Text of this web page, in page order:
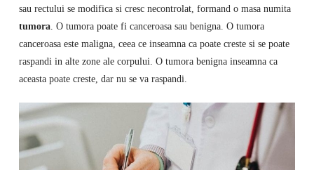
sau rectului se modifica si cresc necontrolat, formand o masa numita
tumora. O tumora poate fi canceroasa sau benigna. O tumora
canceroasa este maligna, ceea ce inseamna ca poate creste si se poate
raspandi in alte zone ale corpului. O tumora benigna inseamna ca
aceasta poate creste, dar nu se va raspandi.